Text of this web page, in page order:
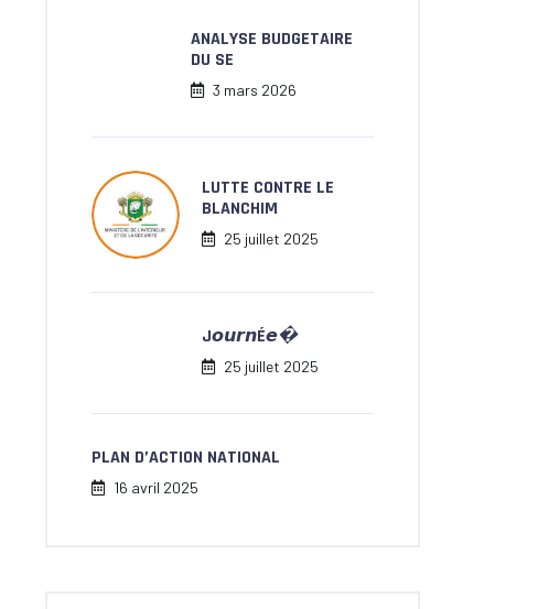
ANALYSE BUDGETAIRE
DU SE
3 mars 2026
LUTTE CONTRE LE
BLANCHIM
25 juillet 2025
J𝙤𝙪𝙧𝙣É𝙚�
25 juillet 2025
PLAN D’ACTION NATIONAL
16 avril 2025